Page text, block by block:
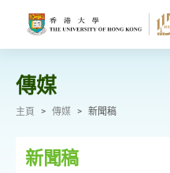
傳媒
主頁 > 傳媒 > 新聞稿
新聞稿